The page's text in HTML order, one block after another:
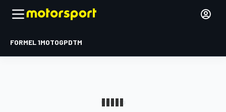
FORMEL 1MOTOGPDTM